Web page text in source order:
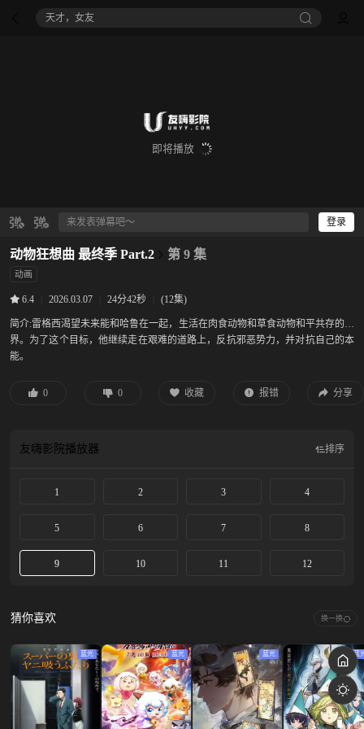
天才，女友
即将播放
登录
动物狂想曲 最终季 Part.2 第 9 集
动画
6.4 2026.03.07 24分42秒 (12集)
简介:雷格西渴望未来能和哈鲁在一起，生活在肉食动物和草食动物和平共存的世
界。为了这个目标，他继续走在艰难的道路上，反抗邪恶势力，并对抗自己的本
能。
0 0 收藏 报错 分享
友嗨影院播放器 排序
1 2 3 4
5 6 7 8
9 10 11 12
猜你喜欢 换一换
蓝光 蓝光 蓝光 蓝